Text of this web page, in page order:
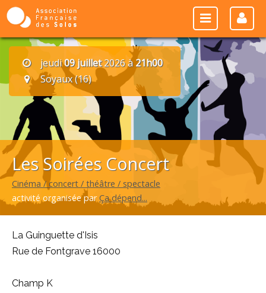
jeudi09 juillet2026 à 21h00
Soyaux (16)
Les Soirées Concert
Cinéma / concert / théâtre / spectacle
activité organisée parÇa dépend...
La Guinguette d'Isis
Rue de Fontgrave 16000
Champ K